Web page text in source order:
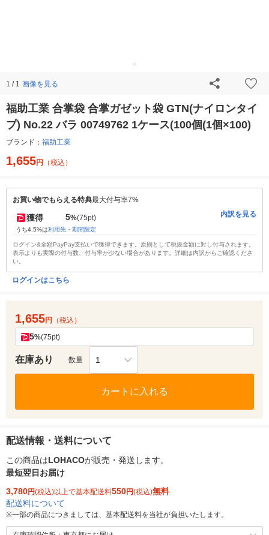
1 / 1 画像を見る
福助工業 合掌袋 合掌ガゼット袋 GTN(ナイロンタイ
プ) No.22 バラ 00749762 1ケース(100個(1個×100)
ブランド： 福助工業
1,655円 （税込）
お買い物でもらえる特典最大付与率7%
獲得 5%(75pt)
うち4.5%は利用先・期間限定
内訳を見る
ログイン&全額PayPay支払いで獲得できます。原則として税抜金額に対し付与されます。
表示よりも実際の付与数、付与率が少ない場合があります。詳細は内訳からご確認くださ
い。
ログインはこちら
1,655円 （税込）
5%(75pt)
在庫あり 数量 1
カートに入れる
配送情報・送料について
この商品はLOHACOが販売・発送します。
最短翌日お届け
3,780円(税込)以上で基本配送料550円(税込)無料
配送料について
※一部の商品につきましては、基本配送料を当社が負担いたします。